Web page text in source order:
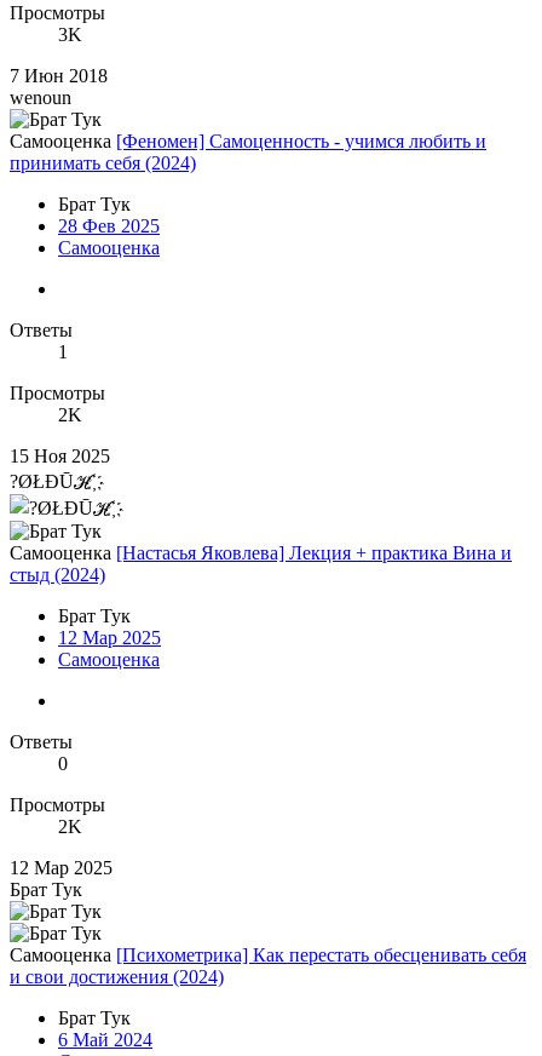
Просмотры
3K
7 Июн 2018
wenoun
Самооценка [Феномен] Самоценность - учимся любить и
принимать себя (2024)
Брат Тук
28 Фев 2025
Самооценка
Ответы
1
Просмотры
2K
15 Ноя 2025
?ØŁÐŪℋ҉
Самооценка [Настасья Яковлева] Лекция + практика Вина и
стыд (2024)
Брат Тук
12 Мар 2025
Самооценка
Ответы
0
Просмотры
2K
12 Мар 2025
Брат Тук
Самооценка [Психометрика] Как перестать обесценивать себя
и свои достижения (2024)
Брат Тук
6 Май 2024